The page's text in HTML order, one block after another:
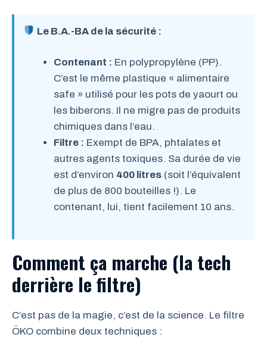
Le B.A.-BA de la sécurité :
Contenant : En polypropylène (PP).
C’est le même plastique « alimentaire
safe » utilisé pour les pots de yaourt ou
les biberons. Il ne migre pas de produits
chimiques dans l’eau.
Filtre : Exempt de BPA, phtalates et
autres agents toxiques. Sa durée de vie
est d’environ 400 litres (soit l’équivalent
de plus de 800 bouteilles !). Le
contenant, lui, tient facilement 10 ans.
Comment ça marche (la tech
derrière le filtre)
C’est pas de la magie, c’est de la science. Le filtre
ÖKO combine deux techniques :